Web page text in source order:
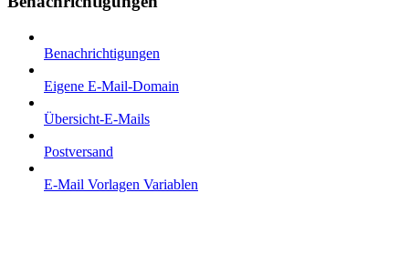
Benachrichtigungen
Eigene E-Mail-Domain
Übersicht-E-Mails
Postversand
E-Mail Vorlagen Variablen